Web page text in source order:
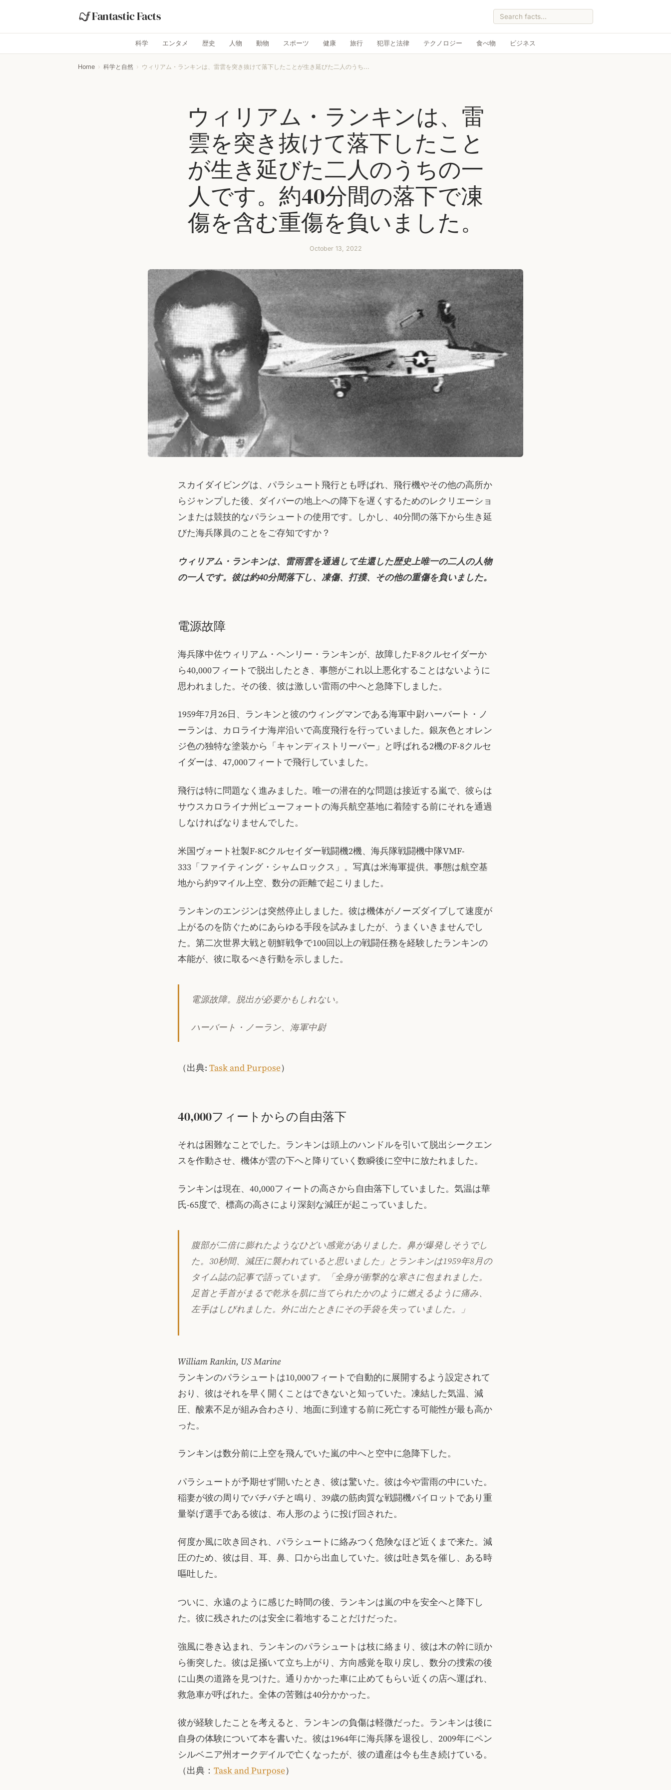
Fantastic Facts
科学 エンタメ 歴史 人物 動物 スポーツ 健康 旅行 犯罪と法律 テクノロジー 食べ物 ビジネス
Home › 科学と自然 › ウィリアム・ランキンは、雷雲を突き抜けて落下したことが生き延びた二人のうち...
ウィリアム・ランキンは、雷
雲を突き抜けて落下したこと
が生き延びた二人のうちの一
人です。約40分間の落下で凍
傷を含む重傷を負いました。
October 13, 2022
スカイダイビングは、パラシュート飛行とも呼ばれ、飛行機やその他の高所か
らジャンプした後、ダイバーの地上への降下を遅くするためのレクリエーショ
ンまたは競技的なパラシュートの使用です。しかし、40分間の落下から生き延
びた海兵隊員のことをご存知ですか？
ウィリアム・ランキンは、雷雨雲を通過して生還した歴史上唯一の二人の人物
の一人です。彼は約40分間落下し、凍傷、打撲、その他の重傷を負いました。
電源故障
海兵隊中佐ウィリアム・ヘンリー・ランキンが、故障したF-8クルセイダーか
ら40,000フィートで脱出したとき、事態がこれ以上悪化することはないように
思われました。その後、彼は激しい雷雨の中へと急降下しました。
1959年7月26日、ランキンと彼のウィングマンである海軍中尉ハーバート・ノ
ーランは、カロライナ海岸沿いで高度飛行を行っていました。銀灰色とオレン
ジ色の独特な塗装から「キャンディストリーパー」と呼ばれる2機のF-8クルセ
イダーは、47,000フィートで飛行していました。
飛行は特に問題なく進みました。唯一の潜在的な問題は接近する嵐で、彼らは
サウスカロライナ州ビューフォートの海兵航空基地に着陸する前にそれを通過
しなければなりませんでした。
米国ヴォート社製F-8Cクルセイダー戦闘機2機、海兵隊戦闘機中隊VMF-
333「ファイティング・シャムロックス」。写真は米海軍提供。事態は航空基
地から約9マイル上空、数分の距離で起こりました。
ランキンのエンジンは突然停止しました。彼は機体がノーズダイブして速度が
上がるのを防ぐためにあらゆる手段を試みましたが、うまくいきませんでし
た。第二次世界大戦と朝鮮戦争で100回以上の戦闘任務を経験したランキンの
本能が、彼に取るべき行動を示しました。
電源故障。脱出が必要かもしれない。
ハーバート・ノーラン、海軍中尉
（出典: Task and Purpose）
40,000フィートからの自由落下
それは困難なことでした。ランキンは頭上のハンドルを引いて脱出シークエン
スを作動させ、機体が雲の下へと降りていく数瞬後に空中に放たれました。
ランキンは現在、40,000フィートの高さから自由落下していました。気温は華
氏-65度で、標高の高さにより深刻な減圧が起こっていました。
腹部が二倍に膨れたようなひどい感覚がありました。鼻が爆発しそうでし
た。30秒間、減圧に襲われていると思いました」とランキンは1959年8月の
タイム誌の記事で語っています。「全身が衝撃的な寒さに包まれました。
足首と手首がまるで乾氷を肌に当てられたかのように燃えるように痛み、
左手はしびれました。外に出たときにその手袋を失っていました。」
William Rankin, US Marine
ランキンのパラシュートは10,000フィートで自動的に展開するよう設定されて
おり、彼はそれを早く開くことはできないと知っていた。凍結した気温、減
圧、酸素不足が組み合わさり、地面に到達する前に死亡する可能性が最も高か
った。
ランキンは数分前に上空を飛んでいた嵐の中へと空中に急降下した。
パラシュートが予期せず開いたとき、彼は驚いた。彼は今や雷雨の中にいた。
稲妻が彼の周りでバチバチと鳴り、39歳の筋肉質な戦闘機パイロットであり重
量挙げ選手である彼は、布人形のように投げ回された。
何度か風に吹き回され、パラシュートに絡みつく危険なほど近くまで来た。減
圧のため、彼は目、耳、鼻、口から出血していた。彼は吐き気を催し、ある時
嘔吐した。
ついに、永遠のように感じた時間の後、ランキンは嵐の中を安全へと降下し
た。彼に残されたのは安全に着地することだけだった。
強風に巻き込まれ、ランキンのパラシュートは枝に絡まり、彼は木の幹に頭か
ら衝突した。彼は足掻いて立ち上がり、方向感覚を取り戻し、数分の捜索の後
に山奥の道路を見つけた。通りかかった車に止めてもらい近くの店へ運ばれ、
救急車が呼ばれた。全体の苦難は40分かかった。
彼が経験したことを考えると、ランキンの負傷は軽微だった。ランキンは後に
自身の体験について本を書いた。彼は1964年に海兵隊を退役し、2009年にペン
シルベニア州オークデイルで亡くなったが、彼の遺産は今も生き続けている。
（出典： Task and Purpose）